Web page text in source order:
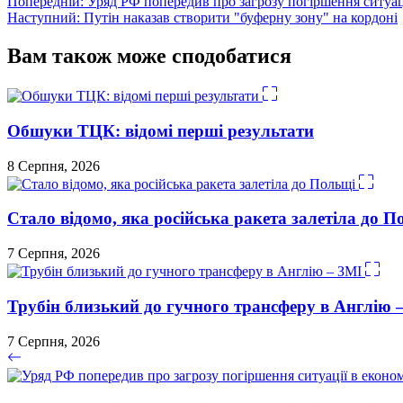
Навігація
записів
Наступний: Путін наказав створити "буферну зону" на кордоні
Вам також може сподобатися
Обшуки ТЦК: відомі перші результати
8 Серпня, 2026
Стало відомо, яка російська ракета залетіла до
7 Серпня, 2026
Трубін близький до гучного трансферу в Англію
7 Серпня, 2026